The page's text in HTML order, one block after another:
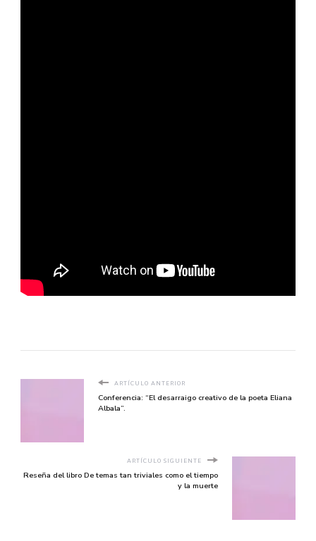
ARTÍCULO ANTERIOR
Conferencia: “El desarraigo creativo de la poeta Eliana
Albala”.
ARTÍCULO SIGUIENTE
Reseña del libro De temas tan triviales como el tiempo
y la muerte